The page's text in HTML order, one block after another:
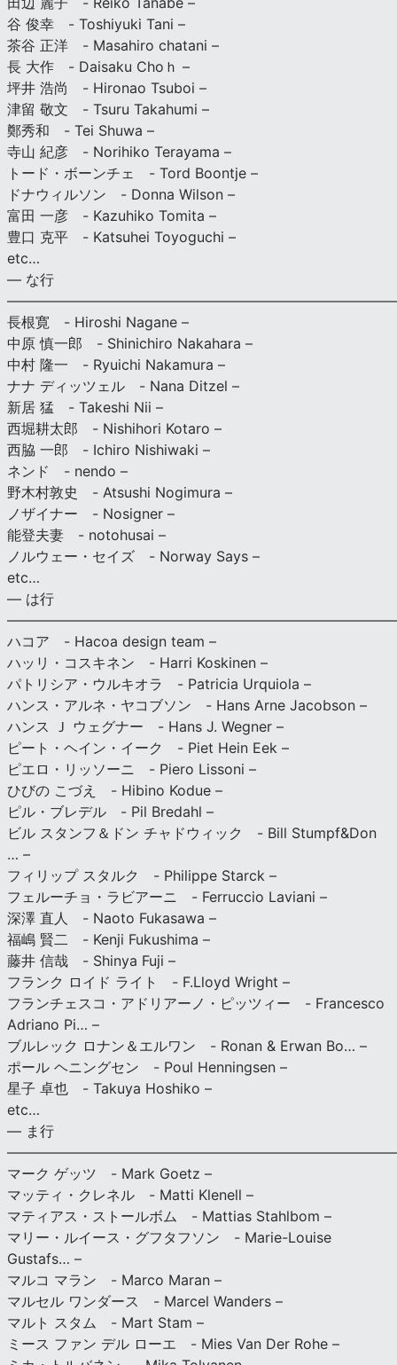
谷 俊幸 - Toshiyuki Tani –
茶谷 正洋 - Masahiro chatani –
長 大作 - Daisaku Choｈ –
坪井 浩尚 - Hironao Tsuboi –
津留 敬文 - Tsuru Takahumi –
鄭秀和 - Tei Shuwa –
寺山 紀彦 - Norihiko Terayama –
トード・ボーンチェ - Tord Boontje –
ドナウィルソン - Donna Wilson –
富田 一彦 - Kazuhiko Tomita –
豊口 克平 - Katsuhei Toyoguchi –
etc…
— な行
長根寛 - Hiroshi Nagane –
中原 慎一郎 - Shinichiro Nakahara –
中村 隆一 - Ryuichi Nakamura –
ナナ ディッツェル - Nana Ditzel –
新居 猛 - Takeshi Nii –
西堀耕太郎 - Nishihori Kotaro –
西脇 一郎 - Ichiro Nishiwaki –
ネンド - nendo –
野木村敦史 - Atsushi Nogimura –
ノザイナー - Nosigner –
能登夫妻 - notohusai –
ノルウェー・セイズ - Norway Says –
etc…
— は行
ハコア - Hacoa design team –
ハッリ・コスキネン - Harri Koskinen –
パトリシア・ウルキオラ - Patricia Urquiola –
ハンス・アルネ・ヤコブソン - Hans Arne Jacobson –
ハンス Ｊ ウェグナー - Hans J. Wegner –
ピート・ヘイン・イーク - Piet Hein Eek –
ピエロ・リッソーニ - Piero Lissoni –
ひびの こづえ - Hibino Kodue –
ピル・ブレデル - Pil Bredahl –
ビル スタンフ＆ドン チャドウィック - Bill Stumpf&Don
… –
フィリップ スタルク - Philippe Starck –
フェルーチョ・ラビアーニ - Ferruccio Laviani –
深澤 直人 - Naoto Fukasawa –
福嶋 賢二 - Kenji Fukushima –
藤井 信哉 - Shinya Fuji –
フランク ロイド ライト - F.Lloyd Wright –
フランチェスコ・アドリアーノ・ピッツィー - Francesco
Adriano Pi… –
ブルレック ロナン＆エルワン - Ronan & Erwan Bo… –
ポール ヘニングセン - Poul Henningsen –
星子 卓也 - Takuya Hoshiko –
etc…
— ま行
マーク ゲッツ - Mark Goetz –
マッティ・クレネル - Matti Klenell –
マティアス・ストールボム - Mattias Stahlbom –
マリー・ルイース・グフタフソン - Marie-Louise
Gustafs… –
マルコ マラン - Marco Maran –
マルセル ワンダース - Marcel Wanders –
マルト スタム - Mart Stam –
ミース ファン デル ローエ - Mies Van Der Rohe –